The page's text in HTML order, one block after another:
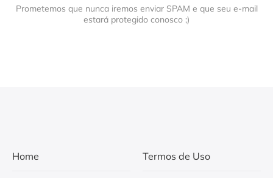
Prometemos que nunca iremos enviar SPAM e que seu e-mail
estará protegido conosco ;)
Home Termos de Uso